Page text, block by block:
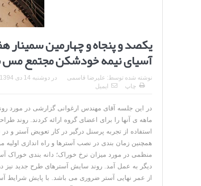
یکصد و پنجاه و چهارمین
آسیای نیمه خودشکن مجتمع
نوشته شده توسط: علیرضا قاسمی دردوشنبه 14 دی 1394
چاپ
ایمیل
ماهه ی آنها را برای اعضای گروه ارائه کردند. روند
استفاده از تجربه پرسنل درگیر در کار تعویض آستر
همچنین زمان بندی در نصب آسترها و راه اندازی
منظمی در مورد میزان نرخ خوراک؛ دانه بندی خوراک
دیگر به عمل آمد. روند سایش آسترهای طرح جدید نیز
از عمر نهایی آستر ضروری می باشد. با پایش شرایط